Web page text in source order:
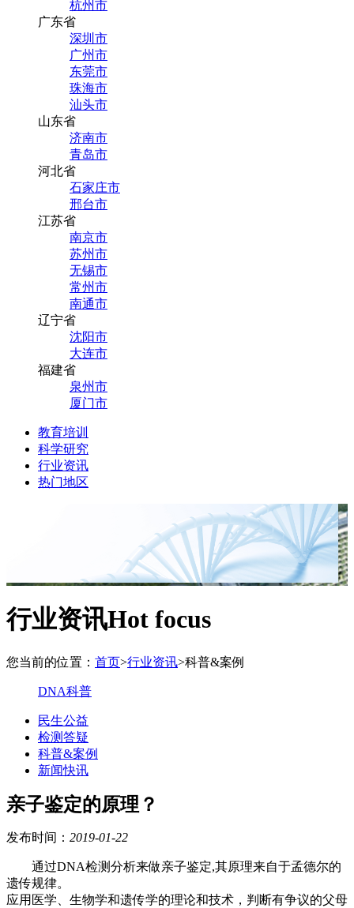
杭州市
广东省
深圳市
广州市
东莞市
珠海市
汕头市
山东省
济南市
青岛市
河北省
石家庄市
邢台市
江苏省
南京市
苏州市
无锡市
常州市
南通市
辽宁省
沈阳市
大连市
福建省
泉州市
厦门市
教育培训
科学研究
行业资讯
热门地区
行业资讯Hot focus
您当前的位置： 首页>行业资讯>科普&案例
DNA科普
民生公益
检测答疑
科普&案例
新闻快讯
亲子鉴定的原理？
发布时间： 2019-01-22
通过DNA检测分析来做亲子鉴定,其原理来自于孟德尔的
遗传规律。
应用医学、生物学和遗传学的理论和技术，判断有争议的父母